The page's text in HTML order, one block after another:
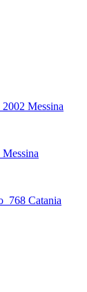
Messina
Messina
Catania